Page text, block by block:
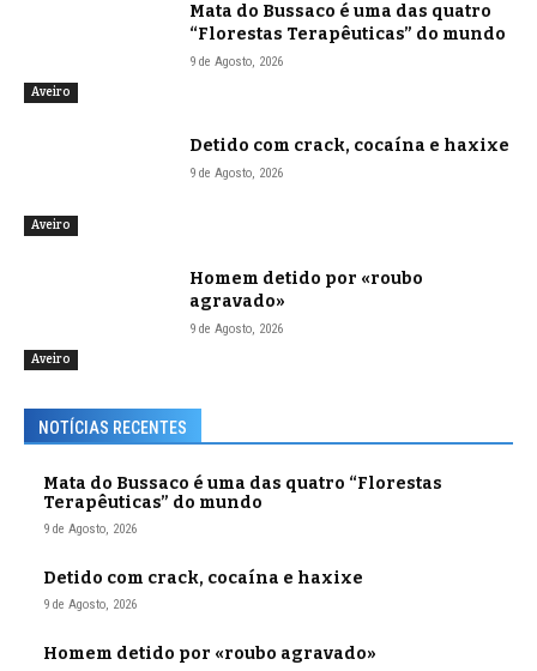
Aveiro
Mata do Bussaco é uma das quatro
“Florestas Terapêuticas” do mundo
9 de Agosto, 2026
Aveiro
Detido com crack, cocaína e haxixe
9 de Agosto, 2026
Aveiro
Homem detido por «roubo
agravado»
9 de Agosto, 2026
NOTÍCIAS RECENTES
Mata do Bussaco é uma das quatro “Florestas
Terapêuticas” do mundo
9 de Agosto, 2026
Detido com crack, cocaína e haxixe
9 de Agosto, 2026
Homem detido por «roubo agravado»